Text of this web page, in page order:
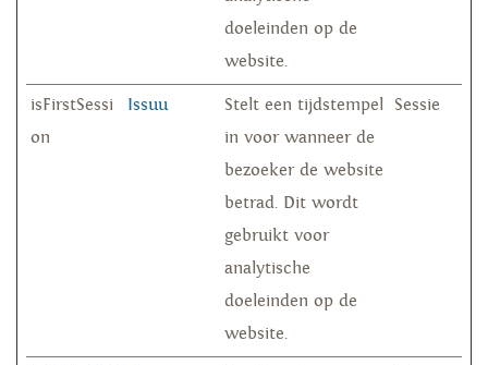
doeleinden op de
website.
isFirstSessi
on
Issuu
Stelt een tijdstempel
in voor wanneer de
bezoeker de website
betrad. Dit wordt
gebruikt voor
analytische
doeleinden op de
website.
Sessie